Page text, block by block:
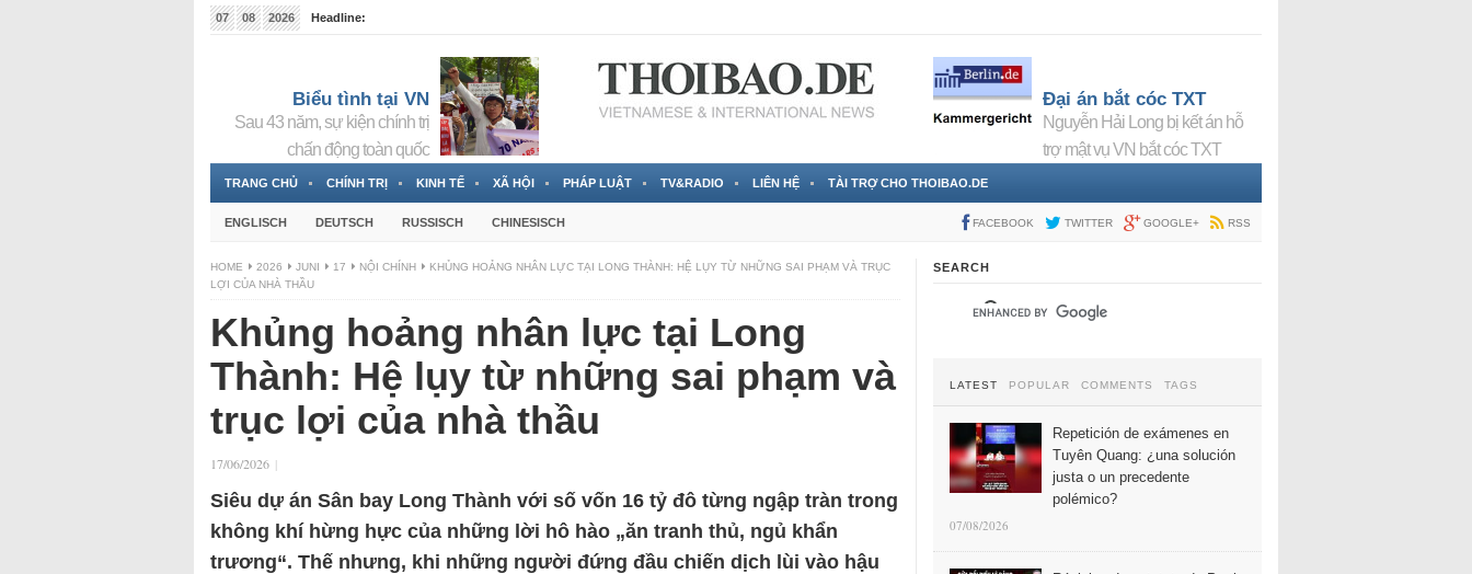
07 08 2026
Headline:
Biểu tình tại VN
Sau 43 năm, sự kiện chính trị
chấn động toàn quốc
Đại án bắt cóc TXT
Nguyễn Hải Long bị kết án hỗ
trợ mật vụ VN bắt cóc TXT
TRANG CHỦ CHÍNH TRỊ KINH TẾ XÃ HỘI PHÁP LUẬT TV&RADIO LIÊN HỆ TÀI TRỢ CHO THOIBAO.DE
ENGLISCH DEUTSCH RUSSISCH CHINESISCH FACEBOOK TWITTER GOOGLE+ RSS
HOME 2026 JUNI 17 NỘI CHÍNH
KHỦNG HOẢNG NHÂN LỰC TẠI LONG THÀNH: HỆ LỤY TỪ NHỮNG SAI PHẠM VÀ TRỤC
LỢI CỦA NHÀ THẦU
Khủng hoảng nhân lực tại Long
Thành: Hệ lụy từ những sai phạm và
trục lợi của nhà thầu
17/06/2026 |
Siêu dự án Sân bay Long Thành với số vốn 16 tỷ đô từng ngập tràn trong
không khí hừng hực của những lời hô hào „ăn tranh thủ, ngủ khẩn
trương“. Thế nhưng, khi những người đứng đầu chiến dịch lùi vào hậu
SEARCH
LATEST POPULAR COMMENTS TAGS
Repetición de exámenes en
Tuyên Quang: ¿una solución
justa o un precedente
polémico?
07/08/2026